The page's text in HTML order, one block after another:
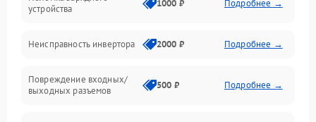
Механические повреждения
устройства
1000 ₽ Подробнее →
Неисправность инвертора 2000 ₽ Подробнее →
Повреждение входных/
выходных разъемов
500 ₽ Подробнее →